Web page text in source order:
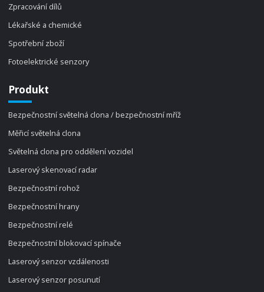
Zpracování dílů
Lékařské a chemické
Spotřební zboží
Fotoelektrické senzory
Produkt
Bezpečnostní světelná clona / bezpečnostní mříž
Měřicí světelná clona
Světelná clona pro oddělení vozidel
Laserový skenovací radar
Bezpečnostní rohož
Bezpečnostní hrany
Bezpečnostní relé
Bezpečnostní blokovací spínače
Laserový senzor vzdálenosti
Laserový senzor posunutí